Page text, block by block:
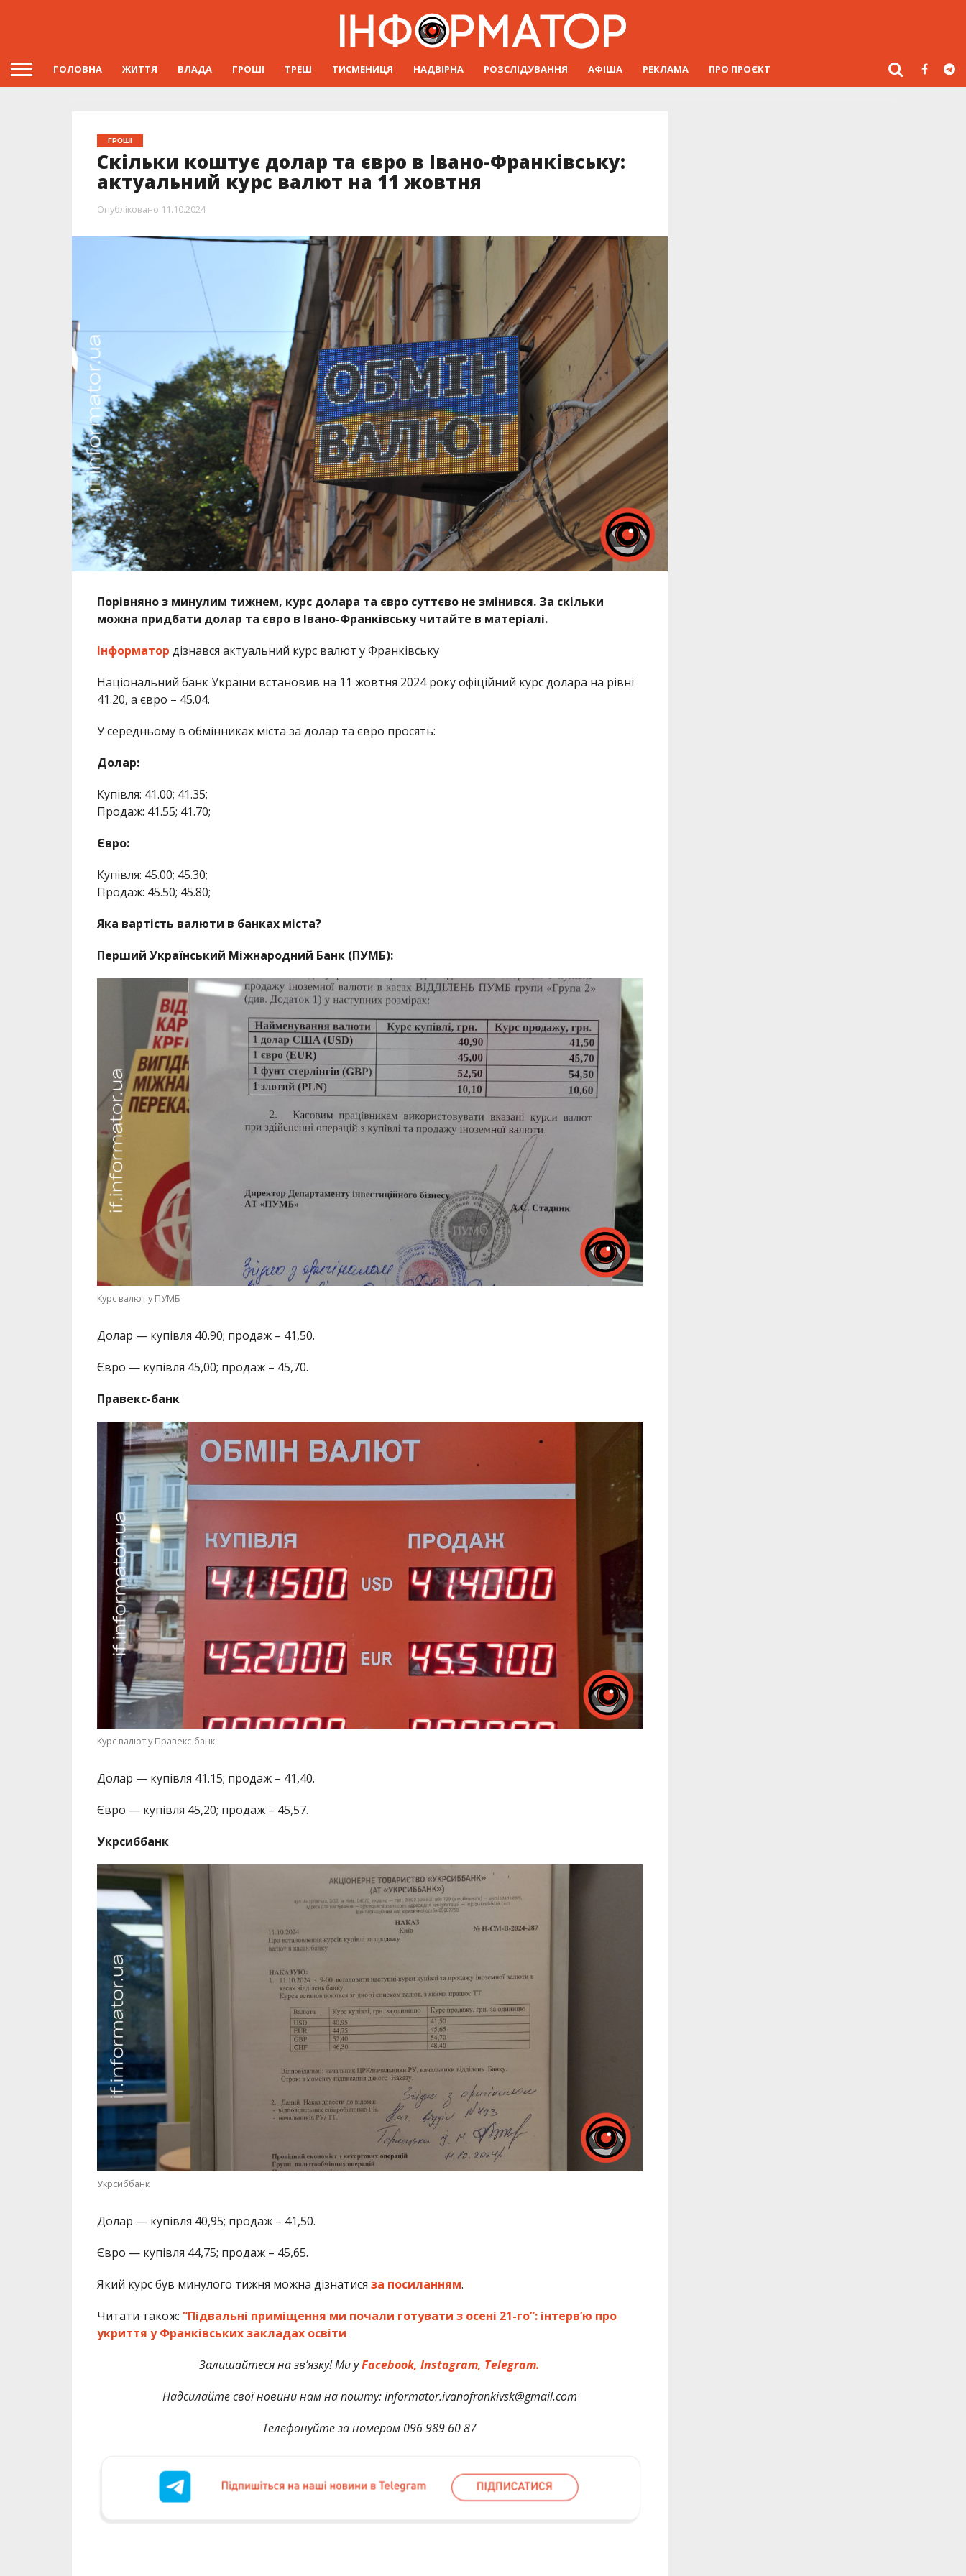
ГОЛОВНА ЖИТТЯ ВЛАДА ГРОШІ ТРЕШ ТИСМЕНИЦЯ НАДВІРНА РОЗСЛІДУВАННЯ АФІША РЕКЛАМА ПРО ПРОЄКТ
ГРОШІ
Скільки коштує долар та євро в Івано-Франківську:
актуальний курс валют на 11 жовтня
Опубліковано 11.10.2024
Порівняно з минулим тижнем, курс долара та євро суттєво не змінився. За скільки
можна придбати долар та євро в Івано-Франківську читайте в матеріалі.
Інформатор дізнався актуальний курс валют у Франківську
Національний банк України встановив на 11 жовтня 2024 року офіційний курс долара на рівні
41.20, а євро – 45.04.
У середньому в обмінниках міста за долар та євро просять:
Долар:
Купівля: 41.00; 41.35;
Продаж: 41.55; 41.70;
Євро:
Купівля: 45.00; 45.30;
Продаж: 45.50; 45.80;
Яка вартість валюти в банках міста?
Перший Український Міжнародний Банк (ПУМБ):
Курс валют у ПУМБ
Долар — купівля 40.90; продаж – 41,50.
Євро — купівля 45,00; продаж – 45,70.
Правекс-банк
Курс валют у Правекс-банк
Долар — купівля 41.15; продаж – 41,40.
Євро — купівля 45,20; продаж – 45,57.
Укрсиббанк
Укрсиббанк
Долар — купівля 40,95; продаж – 41,50.
Євро — купівля 44,75; продаж – 45,65.
Який курс був минулого тижня можна дізнатися за посиланням.
Читати також: “Підвальні приміщення ми почали готувати з осені 21-го”: інтерв’ю про
укриття у Франківських закладах освіти
Залишайтеся на зв’язку! Ми уFacebook, Instagram, Telegram.
Надсилайте свої новини нам на пошту: informator.ivanofrankivsk@gmail.com
Телефонуйте за номером 096 989 60 87